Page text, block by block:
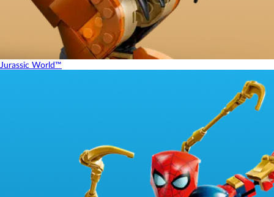
Jurassic World™